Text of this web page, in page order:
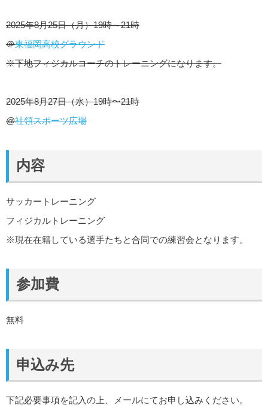
2025年8月25日（月）19時～21時
＠東福岡高校グラウンド
※下地フィジカルコーチのトレーニングになります。
2025年8月27日（水）19時〜21時
@社領スポーツ広場
内容
サッカートレーニング
フィジカルトレーニング
※現在在籍している選手たちと合同での練習会となります。
参加費
無料
申込み先
下記必要事項を記入の上、メールにてお申し込みください。